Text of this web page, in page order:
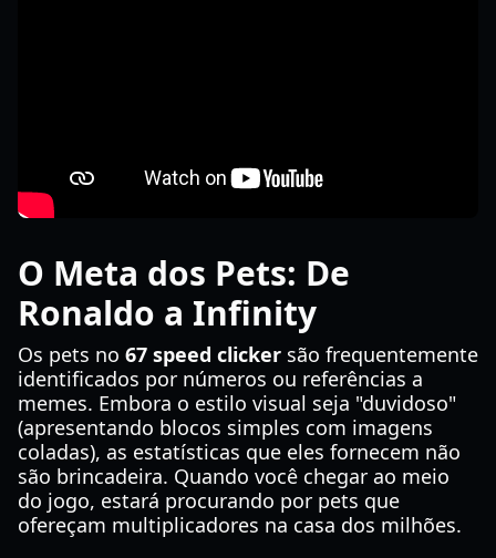
O Meta dos Pets: De
Ronaldo a Infinity
Os pets no 67 speed clicker são frequentemente
identificados por números ou referências a
memes. Embora o estilo visual seja "duvidoso"
(apresentando blocos simples com imagens
coladas), as estatísticas que eles fornecem não
são brincadeira. Quando você chegar ao meio
do jogo, estará procurando por pets que
ofereçam multiplicadores na casa dos milhões.